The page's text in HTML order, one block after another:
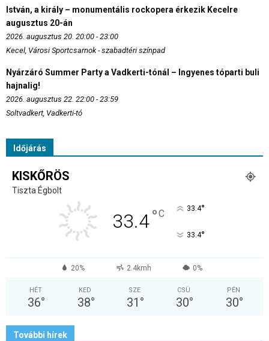
István, a király – monumentális rockopera érkezik Kecelre
augusztus 20-án
2026. augusztus 20. 20:00 - 23:00
Kecel, Városi Sportcsarnok - szabadtéri színpad
Nyárzáró Summer Party a Vadkerti-tónál – Ingyenes tóparti buli
hajnalig!
2026. augusztus 22. 22:00 - 23:59
Soltvadkert, Vadkerti-tó
Időjárás
KISKŐRÖS
Tiszta Égbolt
33.4°C 33.4°
33.4°
20% 2.4kmh 0%
HÉT
36°
KED
38°
SZE
31 °
CSÜ
30°
PÉN
30°
További hírek